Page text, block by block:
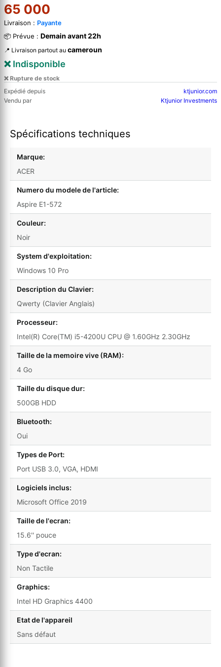
65 000
Livraison : Payante
📦 Prévue : Demain avant 22h
📍 Livraison partout au cameroun
❌ Indisponible
❌ Rupture de stock
Expédié depuis
ktjunior.com
Vendu par
Ktjunior Investments
Spécifications techniques
Marque:
ACER
Numero du modele de l'article:
Aspire E1-572
Couleur:
Noir
System d'exploitation:
Windows 10 Pro
Description du Clavier:
Qwerty (Clavier Anglais)
Processeur:
Intel(R) Core(TM) i5-4200U CPU @ 1.60GHz 2.30GHz
Taille de la memoire vive (RAM):
4 Go
Taille du disque dur:
500GB HDD
Bluetooth:
Oui
Types de Port:
Port USB 3.0, VGA, HDMI
Logiciels inclus:
Microsoft Office 2019
Taille de l'ecran:
15.6'' pouce
Type d'ecran:
Non Tactile
Graphics:
Intel HD Graphics 4400
Etat de l'appareil
Sans défaut